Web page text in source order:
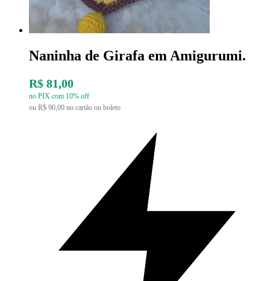
Naninha de Girafa em Amigurumi.
R$ 81,00
no PIX com 10% off
ou R$ 90,00 no cartão ou boleto